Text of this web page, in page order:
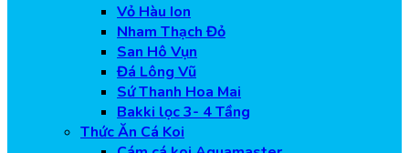
Vỏ Hàu Ion
Nham Thạch Đỏ
San Hô Vụn
Đá Lông Vũ
Sứ Thanh Hoa Mai
Bakki lọc 3- 4 Tầng
Thức Ăn Cá Koi